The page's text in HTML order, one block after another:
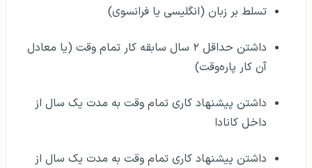
تسلط بر زبان (انگلیسی یا فرانسوی)
داشتن حداقل ۲ سال سابقه‌ کار تمام وقت (یا معادل
آن کار پاره‌وقت)
داشتن پیشنهاد کاری تمام وقت به مدت یک سال از
داخل کانادا
داشتن پیشنهاد کاری تمام وقت به مدت یک سال از